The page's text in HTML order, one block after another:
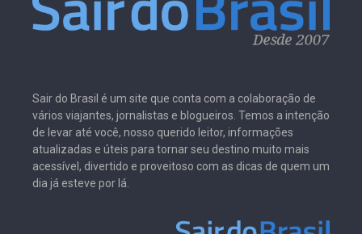
Sair do Brasil é um site que conta com a colaboração de
vários viajantes, jornalistas e blogueiros. Temos a intenção
de levar até você, nosso querido leitor, informações
atualizadas e úteis para tornar seu destino muito mais
acessível, divertido e proveitoso com as dicas de quem um
dia já esteve por lá.